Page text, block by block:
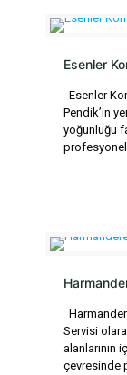
Esenler
Esenler
Pendik’in
yoğunluğu
Servisi
alanlarının
çevresinde